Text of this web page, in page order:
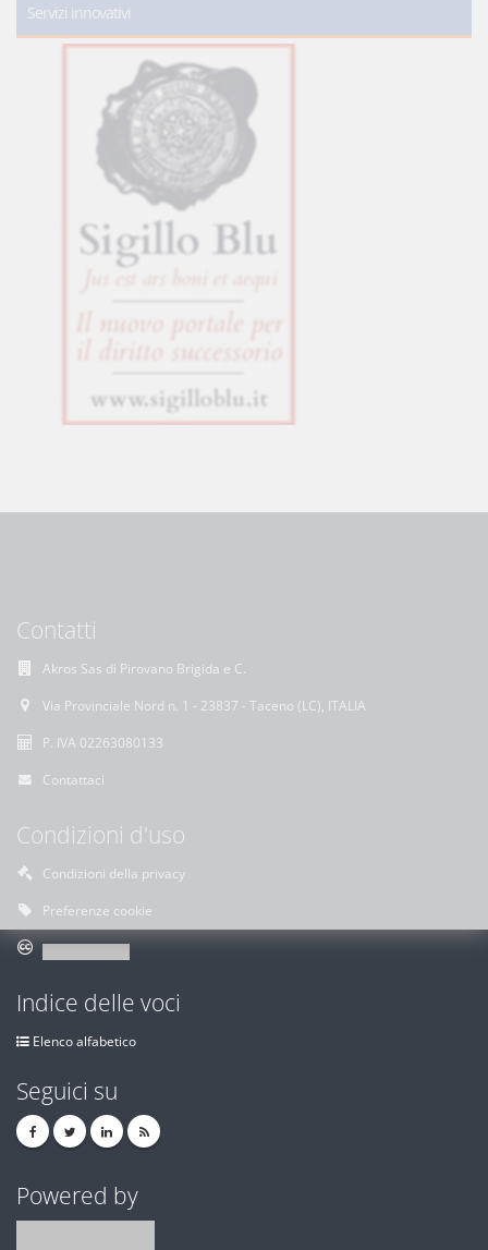
Servizi innovativi
Contatti
Akros Sas di Pirovano Brigida e C.
Via Provinciale Nord n. 1 - 23837 - Taceno (LC), ITALIA
P. IVA 02263080133
Contattaci
Condizioni d'uso
Condizioni della privacy
Preferenze cookie
Indice delle voci
Elenco alfabetico
Seguici su
Powered by